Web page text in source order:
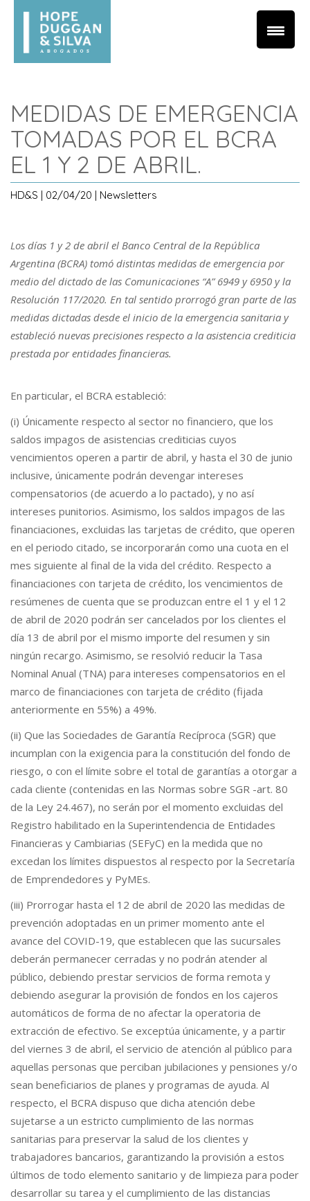
MEDIDAS DE EMERGENCIA
TOMADAS POR EL BCRA
EL 1 Y 2 DE ABRIL.
HD&S | 02/04/20 | Newsletters
Los días 1 y 2 de abril el Banco Central de la República
Argentina (BCRA) tomó distintas medidas de emergencia por
medio del dictado de las Comunicaciones “A” 6949 y 6950 y la
Resolución 117/2020. En tal sentido prorrogó gran parte de las
medidas dictadas desde el inicio de la emergencia sanitaria y
estableció nuevas precisiones respecto a la asistencia crediticia
prestada por entidades financieras.
En particular, el BCRA estableció:
(i) Únicamente respecto al sector no financiero, que los
saldos impagos de asistencias crediticias cuyos
vencimientos operen a partir de abril, y hasta el 30 de junio
inclusive, únicamente podrán devengar intereses
compensatorios (de acuerdo a lo pactado), y no así
intereses punitorios. Asimismo, los saldos impagos de las
financiaciones, excluidas las tarjetas de crédito, que operen
en el periodo citado, se incorporarán como una cuota en el
mes siguiente al final de la vida del crédito. Respecto a
financiaciones con tarjeta de crédito, los vencimientos de
resúmenes de cuenta que se produzcan entre el 1 y el 12
de abril de 2020 podrán ser cancelados por los clientes el
día 13 de abril por el mismo importe del resumen y sin
ningún recargo. Asimismo, se resolvió reducir la Tasa
Nominal Anual (TNA) para intereses compensatorios en el
marco de financiaciones con tarjeta de crédito (fijada
anteriormente en 55%) a 49%.
(ii) Que las Sociedades de Garantía Recíproca (SGR) que
incumplan con la exigencia para la constitución del fondo de
riesgo, o con el límite sobre el total de garantías a otorgar a
cada cliente (contenidas en las Normas sobre SGR -art. 80
de la Ley 24.467), no serán por el momento excluidas del
Registro habilitado en la Superintendencia de Entidades
Financieras y Cambiarias (SEFyC) en la medida que no
excedan los límites dispuestos al respecto por la Secretaría
de Emprendedores y PyMEs.
(iii) Prorrogar hasta el 12 de abril de 2020 las medidas de
prevención adoptadas en un primer momento ante el
avance del COVID-19, que establecen que las sucursales
deberán permanecer cerradas y no podrán atender al
público, debiendo prestar servicios de forma remota y
debiendo asegurar la provisión de fondos en los cajeros
automáticos de forma de no afectar la operatoria de
extracción de efectivo. Se exceptúa únicamente, y a partir
del viernes 3 de abril, el servicio de atención al público para
aquellas personas que perciban jubilaciones y pensiones y/o
sean beneficiarios de planes y programas de ayuda. Al
respecto, el BCRA dispuso que dicha atención debe
sujetarse a un estricto cumplimiento de las normas
sanitarias para preservar la salud de los clientes y
trabajadores bancarios, garantizando la provisión a estos
últimos de todo elemento sanitario y de limpieza para poder
desarrollar su tarea y el cumplimiento de las distancias